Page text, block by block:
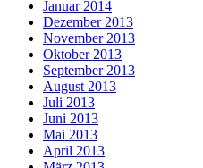
Januar 2014
Dezember 2013
November 2013
Oktober 2013
September 2013
August 2013
Juli 2013
Juni 2013
Mai 2013
April 2013